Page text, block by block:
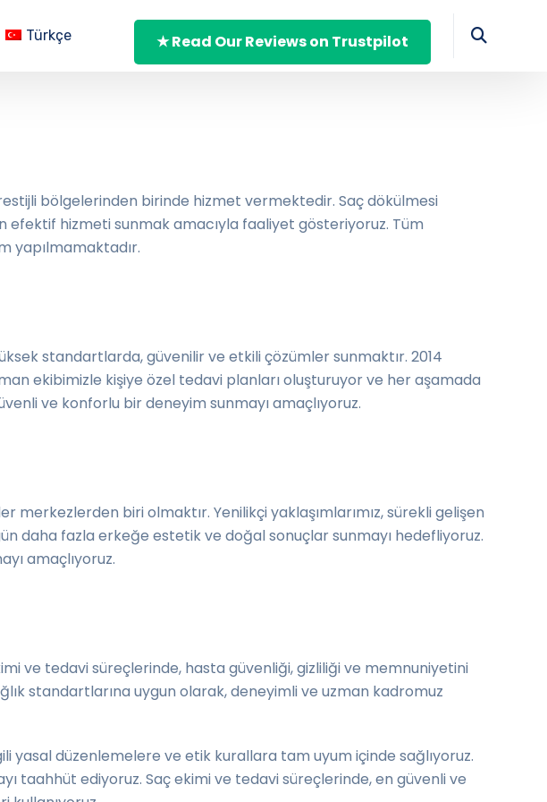
Türkçe ★ Read Our Reviews on Trustpilot
bölgelerinden birinde hizmet vermektedir. Saç dökülmesi
efektif hizmeti sunmak amacıyla faaliyet gösteriyoruz. Tüm
yapılmamaktadır.
standartlarda, güvenilir ve etkili çözümler sunmaktır. 2014
ekibimizle kişiye özel tedavi planları oluşturuyor ve her aşamada
ve konforlu bir deneyim sunmayı amaçlıyoruz.
biri olmaktır. Yenilikçi yaklaşımlarımız, sürekli gelişen
daha fazla erkeğe estetik ve doğal sonuçlar sunmayı hedefliyoruz.
amaçlıyoruz.
ve tedavi süreçlerinde, hasta güvenliği, gizliliği ve memnuniyetini
standartlarına uygun olarak, deneyimli ve uzman kadromuz
yasal düzenlemelere ve etik kurallara tam uyum içinde sağlıyoruz.
taahhüt ediyoruz. Saç ekimi ve tedavi süreçlerinde, en güvenli ve